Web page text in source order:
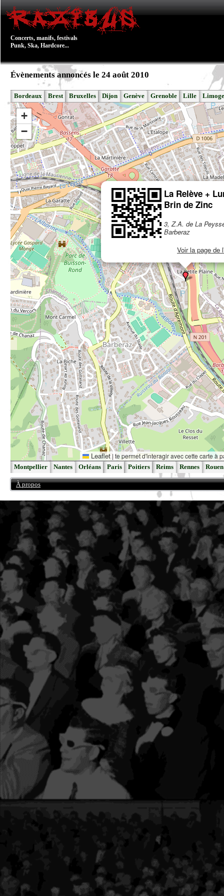
Concerts, manifs, festivals
Punk, Ska, Hardcore...
Évènements annoncés le 24 août 2010
Bordeaux Brest Bruxelles Dijon Genève Grenoble Lille
La Relève +
Brin de Zinc
3, Z.A. de La
Barberaz
Voir la page de
+
−
Leaflet |te permet d'interagir avec cette carte à
Montpellier Nantes Orléans Paris Poitiers Reims Rennes Rouen
À propos